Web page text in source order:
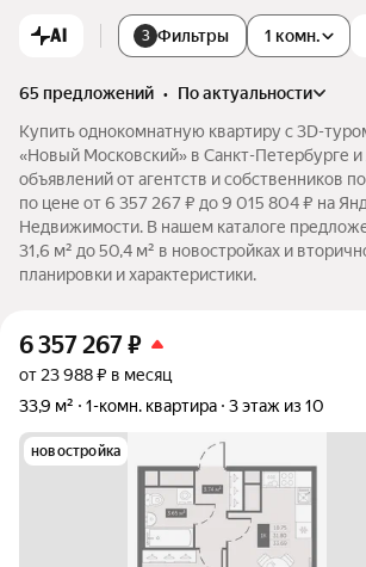
AI 3 Фильтры 1 комн.
65 предложений •
по актуальности
Купить однокомнатную квартиру c 3D-
«Новый Московский» в Санкт-Петербурге
объявлений от агентств и собственников
по цене от 6 357 267 ₽ до 9 015 804 ₽ на
Недвижимости. В нашем каталоге
31,6 м² до 50,4 м² в новостройках и
планировки и характеристики.
6 357 267₽
от 23 988 ₽ в месяц
33,9 м²
1-комн. квартира 3 этаж из 10
новостройка